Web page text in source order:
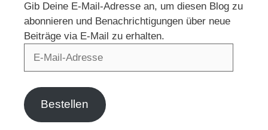
Gib Deine E-Mail-Adresse an, um diesen Blog zu
abonnieren und Benachrichtigungen über neue
Beiträge via E-Mail zu erhalten.
Bestellen